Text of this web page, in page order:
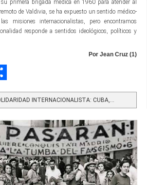
primera brigada médica en 1960 para atender al
de Valdivia, se ha expuesto un sentido médico-
misiones internacionalistas, pero encontramos
responde a sentidos ideológicos, políticos y
Por Jean Cruz (1)
INTERNACIONALISTA: CUBA,...